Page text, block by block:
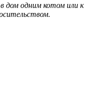
дом одним котом или к